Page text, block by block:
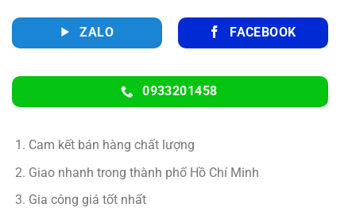
ZALO FACEBOOK
0933201458
Cam kết bán hàng chất lượng
Giao nhanh trong thành phố Hồ Chí Minh
Gia công giá tốt nhất